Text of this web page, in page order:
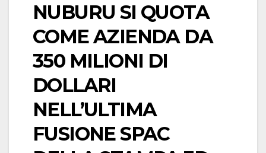
NUBURU SI QUOTA
COME AZIENDA DA
350 MILIONI DI
DOLLARI
NELL’ULTIMA
FUSIONE SPAC